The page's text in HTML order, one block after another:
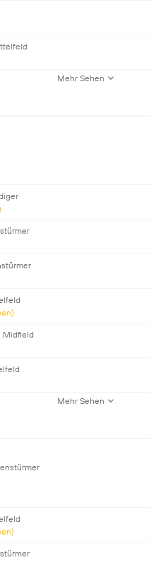
Mehr Sehen
Midfield
Mehr Sehen